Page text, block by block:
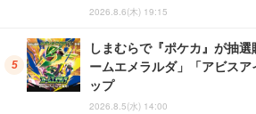
2026.8.6(木) 19:15
しまむらで『ポケカ』が抽
ームエメラルダ」「アビス
ップ
2026.8.5(水) 14:00